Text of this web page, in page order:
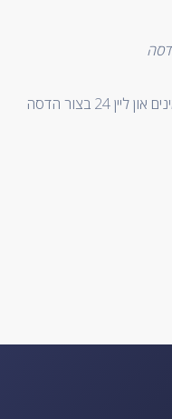
24 בצור הדסה